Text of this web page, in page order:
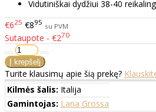
Vidutiniškai dydžiui 38-40
€625 €895 su PVM
Sutaupote - €270
Turite klausimų apie šią prekę?
Kilmės šalis: Italija
Gamintojas: Lana Grossa